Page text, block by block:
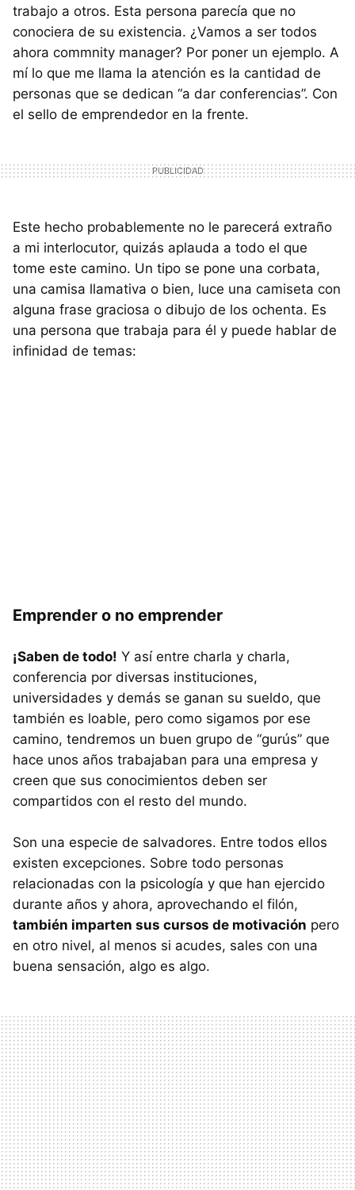
trabajo a otros. Esta persona parecía que no
conociera de su existencia. ¿Vamos a ser todos
ahora commnity manager? Por poner un ejemplo. A
mí lo que me llama la atención es la cantidad de
personas que se dedican “a dar conferencias”. Con
el sello de emprendedor en la frente.
Este hecho probablemente no le parecerá extraño
a mi interlocutor, quizás aplauda a todo el que
tome este camino. Un tipo se pone una corbata,
una camisa llamativa o bien, luce una camiseta con
alguna frase graciosa o dibujo de los ochenta. Es
una persona que trabaja para él y puede hablar de
infinidad de temas:
Emprender o no emprender
¡Saben de todo! Y así entre charla y charla,
conferencia por diversas instituciones,
universidades y demás se ganan su sueldo, que
también es loable, pero como sigamos por ese
camino, tendremos un buen grupo de “gurús” que
hace unos años trabajaban para una empresa y
creen que sus conocimientos deben ser
compartidos con el resto del mundo.
Son una especie de salvadores. Entre todos ellos
existen excepciones. Sobre todo personas
relacionadas con la psicología y que han ejercido
durante años y ahora, aprovechando el filón,
también imparten sus cursos de motivación pero
en otro nivel, al menos si acudes, sales con una
buena sensación, algo es algo.